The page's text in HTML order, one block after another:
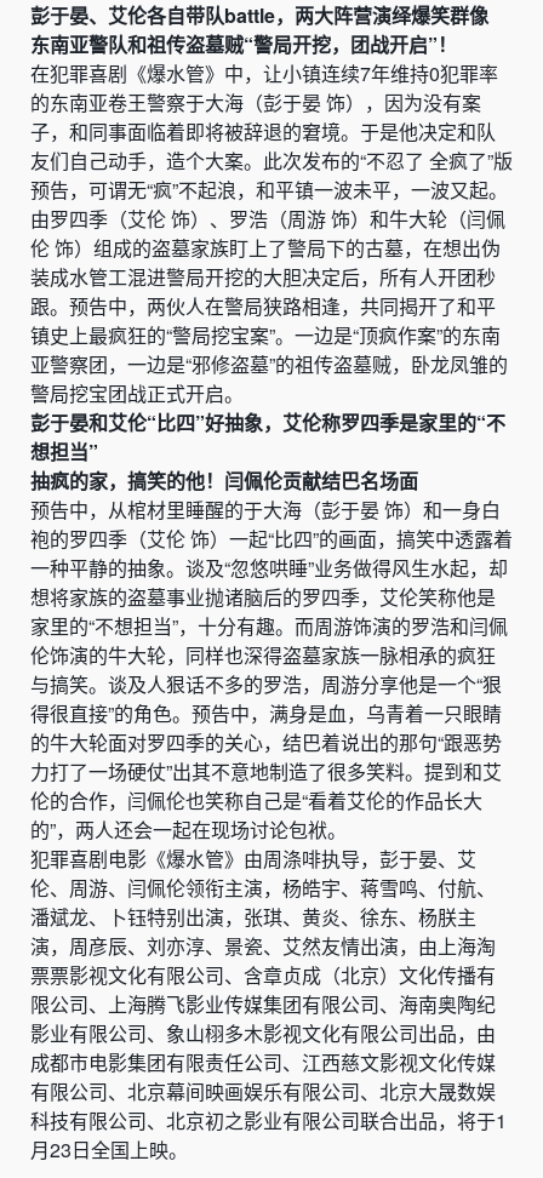
彭于晏、艾伦各自带队battle，两大阵营演绎爆笑群像
东南亚警队和祖传盗墓贼“警局开挖，团战开启”！
在犯罪喜剧《爆水管》中，让小镇连续7年维持0犯罪率
的东南亚卷王警察于大海（彭于晏 饰），因为没有案
子，和同事面临着即将被辞退的窘境。于是他决定和队
友们自己动手，造个大案。此次发布的“不忍了 全疯了”版
预告，可谓无“疯”不起浪，和平镇一波未平，一波又起。
由罗四季（艾伦 饰）、罗浩（周游 饰）和牛大轮（闫佩
伦 饰）组成的盗墓家族盯上了警局下的古墓，在想出伪
装成水管工混进警局开挖的大胆决定后，所有人开团秒
跟。预告中，两伙人在警局狭路相逢，共同揭开了和平
镇史上最疯狂的“警局挖宝案”。一边是“顶疯作案”的东南
亚警察团，一边是“邪修盗墓”的祖传盗墓贼，卧龙凤雏的
警局挖宝团战正式开启。
彭于晏和艾伦“比四”好抽象，艾伦称罗四季是家里的“不
想担当”
抽疯的家，搞笑的他！闫佩伦贡献结巴名场面
预告中，从棺材里睡醒的于大海（彭于晏 饰）和一身白
袍的罗四季（艾伦 饰）一起“比四”的画面，搞笑中透露着
一种平静的抽象。谈及“忽悠哄睡”业务做得风生水起，却
想将家族的盗墓事业抛诸脑后的罗四季，艾伦笑称他是
家里的“不想担当”，十分有趣。而周游饰演的罗浩和闫佩
伦饰演的牛大轮，同样也深得盗墓家族一脉相承的疯狂
与搞笑。谈及人狠话不多的罗浩，周游分享他是一个“狠
得很直接”的角色。预告中，满身是血，乌青着一只眼睛
的牛大轮面对罗四季的关心，结巴着说出的那句“跟恶势
力打了一场硬仗”出其不意地制造了很多笑料。提到和艾
伦的合作，闫佩伦也笑称自己是“看着艾伦的作品长大
的”，两人还会一起在现场讨论包袱。
犯罪喜剧电影《爆水管》由周涤啡执导，彭于晏、艾
伦、周游、闫佩伦领衔主演，杨皓宇、蒋雪鸣、付航、
潘斌龙、卜钰特别出演，张琪、黄炎、徐东、杨朕主
演，周彦辰、刘亦淳、景瓷、艾然友情出演，由上海淘
票票影视文化有限公司、含章贞成（北京）文化传播有
限公司、上海腾飞影业传媒集团有限公司、海南奥陶纪
影业有限公司、象山栩多木影视文化有限公司出品，由
成都市电影集团有限责任公司、江西慈文影视文化传媒
有限公司、北京幕间映画娱乐有限公司、北京大晟数娱
科技有限公司、北京初之影业有限公司联合出品，将于1
月23日全国上映。